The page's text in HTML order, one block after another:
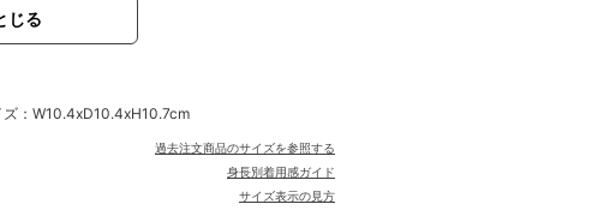
じる
：W10.4xD10.4xH10.7cm
過去注文商品のサイズを参照する
身長別着用感ガイド
サイズ表示の見方